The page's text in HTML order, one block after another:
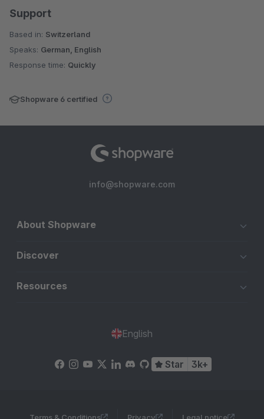
Support
Based in: Switzerland
Speaks: German, English
Response time: Quickly
Shopware 6 certified
info@shopware.com
About Shopware
Discover
Resources
English
Star 3k+